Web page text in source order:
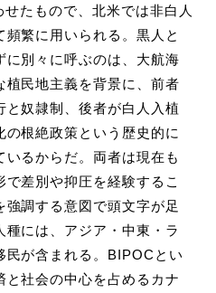
たもので、北米では非白人
繁に用いられる。黒人と
に別々に呼ぶのは、大航海
民地主義を背景に、前者
奴隷制、後者が白人入植
根絶政策という歴史的に
るからだ。両者は現在も
差別や抑圧を経験するこ
調する意図で頭文字が足
には、アジア・中東・ラ
民が含まれる。BIPOCとい
と社会の中心を占めるカナ